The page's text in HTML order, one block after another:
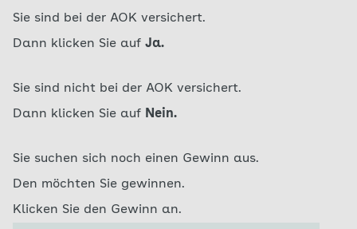
Sie sind bei der AOK versichert.
Dann klicken Sie auf Ja.
Sie sind nicht bei der AOK versichert.
Dann klicken Sie auf Nein.
Sie suchen sich noch einen Gewinn aus.
Den möchten Sie gewinnen.
Klicken Sie den Gewinn an.